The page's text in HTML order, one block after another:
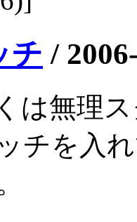
チ /
は無理
チを入